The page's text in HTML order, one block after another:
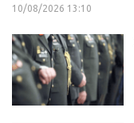
10/08/2026 13:10